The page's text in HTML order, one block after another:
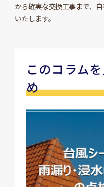
から確実な交換工事まで、
いたします。
このコラム
め